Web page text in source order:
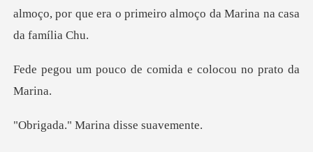
almoço, por qu
de comida e colocou
Marina disse